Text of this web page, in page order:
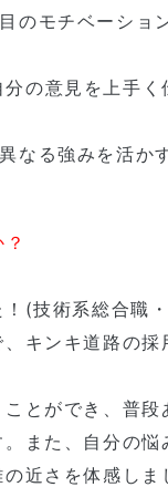
のモチベーシ
意見を上手く
なる強みを活
(技術系総合職
キンキ道路の
とができ、普段
また、自分の悩
近さを体感しま